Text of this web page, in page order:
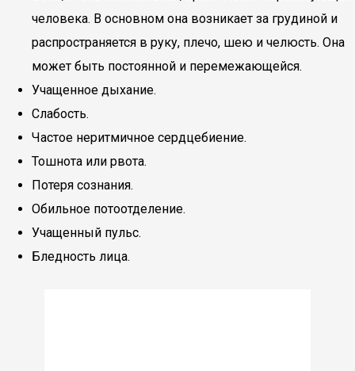
человека. В основном она возникает за грудиной и
распространяется в руку, плечо, шею и челюсть. Она
может быть постоянной и перемежающейся.
Учащенное дыхание.
Слабость.
Частое неритмичное сердцебиение.
Тошнота или рвота.
Потеря сознания.
Обильное потоотделение.
Учащенный пульс.
Бледность лица.